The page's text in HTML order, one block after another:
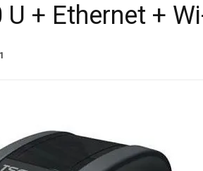
U + Ethernet +